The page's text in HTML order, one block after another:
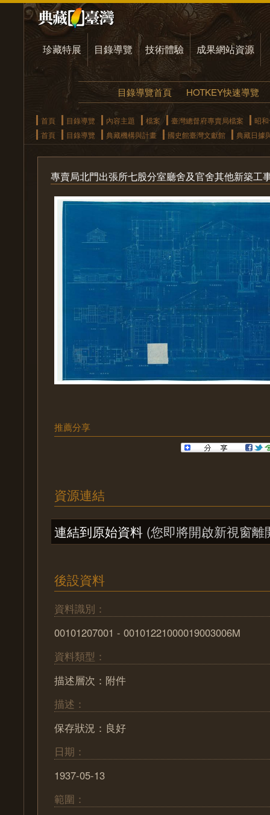
珍藏特展 目錄導覽 技術體驗 成果網站資源
目錄導覽首頁 HOTKEY快速導覽
首頁 目錄導覽 內容主題 檔案 臺灣總督府專賣局檔案
昭
首頁
目錄導覽 典藏機構與計畫 國史館臺灣文獻館 典藏日據
專賣局北門出張所七股分室廳舍及官舍其他新築工
推薦分享
資源連結
連結到原始資料 (您即將開啟新視窗離
後設資料
資料識別：
00101207001 - 00101221000019003006M
資料類型：
描述層次：附件
描述：
保存狀況：良好
日期：
1937-05-13
範圍：